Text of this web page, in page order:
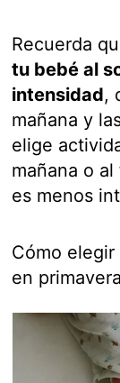
Recuerda
tu bebé al
intensidad,
mañana y
elige
mañana o
es menos
Cómo
en